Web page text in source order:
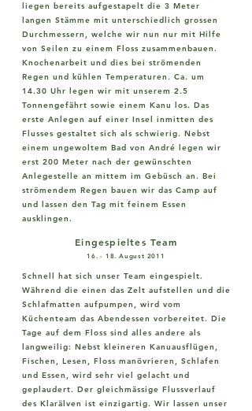
liegen bereits aufgestapelt die 3 Meter
langen Stämme mit unterschiedlich grossen
Durchmessern, welche wir nun nur mit Hilfe
von Seilen zu einem Floss zusammenbauen.
Knochenarbeit und dies bei strömenden
Regen und kühlen Temperaturen. Ca. um
14.30 Uhr legen wir mit unserem 2.5
Tonnengefährt sowie einem Kanu los. Das
erste Anlegen auf einer Insel inmitten des
Flusses gestaltet sich als schwierig. Nebst
einem ungewoltem Bad von André legen wir
erst 200 Meter nach der gewünschten
Anlegestelle an mittem im Gebüsch an. Bei
strömendem Regen bauen wir das Camp auf
und lassen den Tag mit feinem Essen
ausklingen.
Eingespieltes Team
16. - 18. August 2011
Schnell hat sich unser Team eingespielt.
Während die einen das Zelt aufstellen und die
Schlafmatten aufpumpen, wird vom
Küchenteam das Abendessen vorbereitet. Die
Tage auf dem Floss sind alles andere als
langweilig: Nebst kleineren Kanuausflügen,
Fischen, Lesen, Floss manövrieren, Schlafen
und Essen, wird sehr viel gelacht und
geplaudert. Der gleichmässige Flussverlauf
des Klarälven ist einzigartig. Wir lassen unser